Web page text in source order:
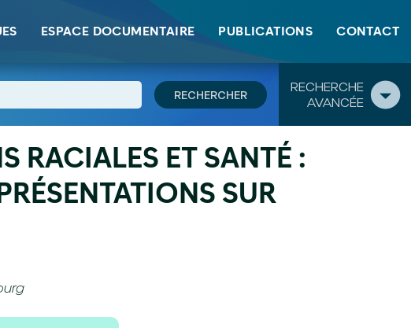
ESPACE DOCUMENTAIRE PUBLICATIONS CONTACT
RECHERCHE
AVANCÉE
RACIALES ET SANTÉ :
SUR